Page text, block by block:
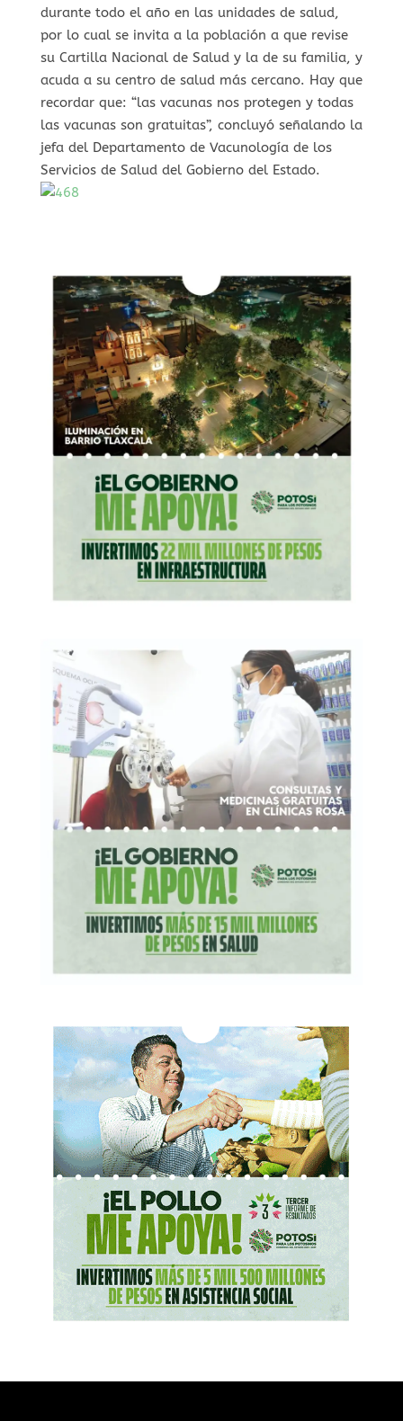
durante todo el año en las unidades de salud,
por lo cual se invita a la población a que revise
su Cartilla Nacional de Salud y la de su familia, y
acuda a su centro de salud más cercano. Hay que
recordar que: “las vacunas nos protegen y todas
las vacunas son gratuitas”, concluyó señalando la
jefa del Departamento de Vacunología de los
Servicios de Salud del Gobierno del Estado.